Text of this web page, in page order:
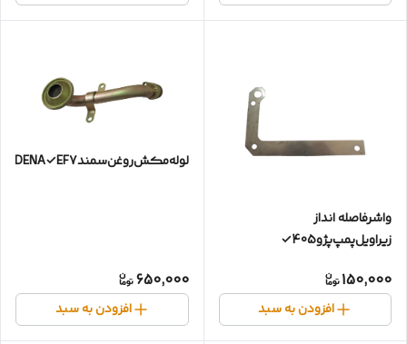
واشرفاصله انداز
زیراویل‌پمپ‌پژو405✓
150,000
افزودن به سبد
لوله‌مکش‌روغن‌سمندDENA✓EF7✓بااورینگ
650,000
افزودن به سبد